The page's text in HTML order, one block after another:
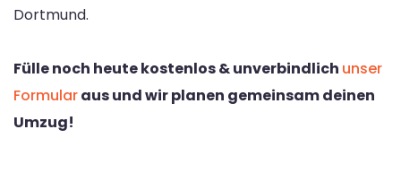
Dortmund.
Fülle noch heute kostenlos & unverbindlich unser
Formularaus und wir planen gemeinsam deinen
Umzug!